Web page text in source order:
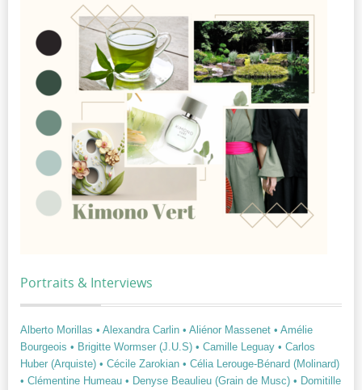
Portraits & Interviews
Alberto Morillas • Alexandra Carlin • Aliénor Massenet • Amélie
Bourgeois • Brigitte Wormser (J.U.S) • Camille Leguay • Carlos
Huber (Arquiste) • Cécile Zarokian • Célia Lerouge-Bénard (Molinard)
• Clémentine Humeau • Denyse Beaulieu (Grain de Musc) • Domitille